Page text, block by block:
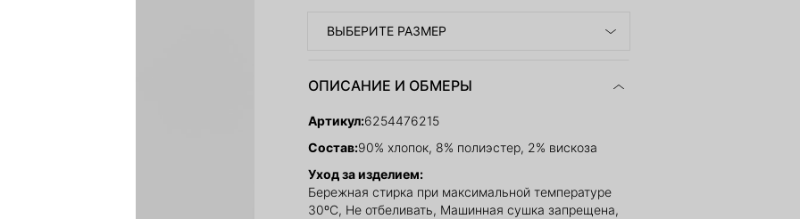
ВЫБЕРИТЕ РАЗМЕР
ОПИСАНИЕ И ОБМЕРЫ
Артикул:6254476215
Состав:90% хлопок, 8% полиэстер, 2% вискоза
Уход за изделием:
Бережная стирка при максимальной температуре
30ºС, Не отбеливать, Машинная сушка запрещена,